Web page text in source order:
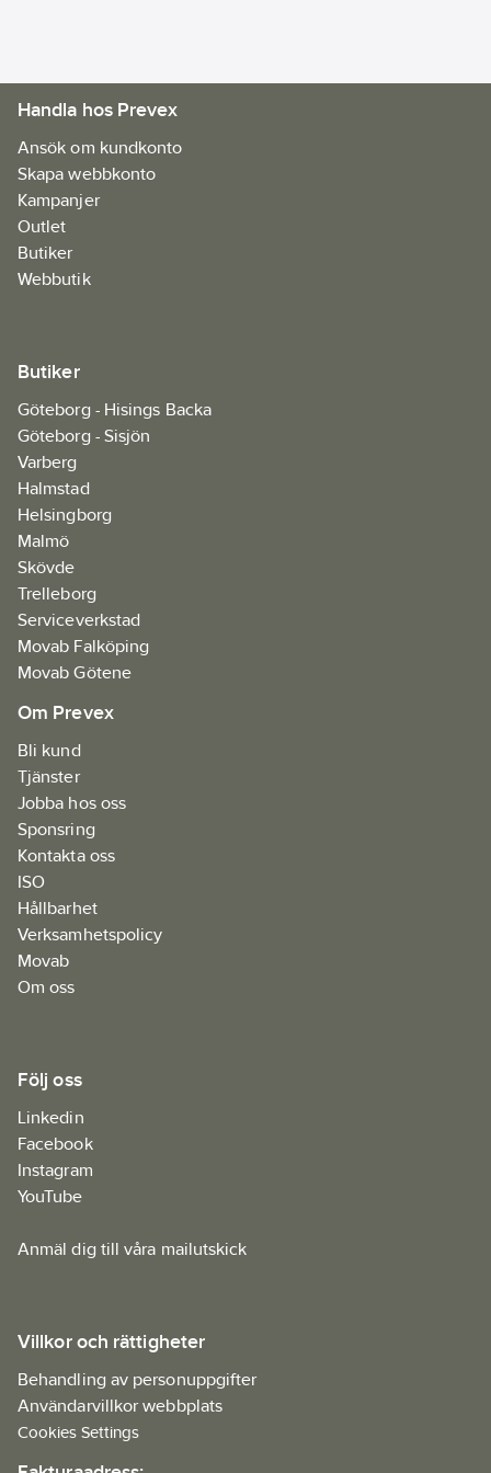
Handla hos Prevex
Ansök om kundkonto
Skapa webbkonto
Kampanjer
Outlet
Butiker
Webbutik
Butiker
Göteborg - Hisings Backa
Göteborg - Sisjön
Varberg
Halmstad
Helsingborg
Malmö
Skövde
Trelleborg
Serviceverkstad
Movab Falköping
Movab Götene
Om Prevex
Bli kund
Tjänster
Jobba hos oss
Sponsring
Kontakta oss
ISO
Hållbarhet
Verksamhetspolicy
Movab
Om oss
Följ oss
Linkedin
Facebook
Instagram
YouTube
Anmäl dig till våra mailutskick
Villkor och rättigheter
Behandling av personuppgifter
Användarvillkor webbplats
Cookies Settings